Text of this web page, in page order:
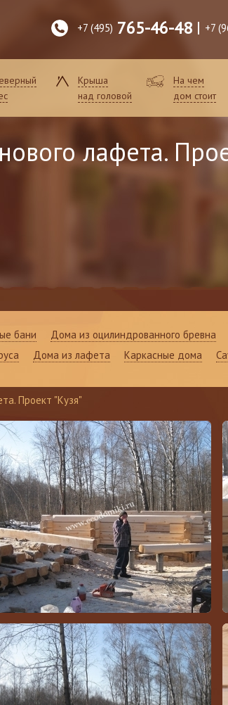
+7 (495) 765-46-48 +7
Крыша
над головой
На чем
дом стоит
лафета.
бани Дома из оцилиндрованного бревна
Дома из лафета Каркасные дома
Проект "Кузя"